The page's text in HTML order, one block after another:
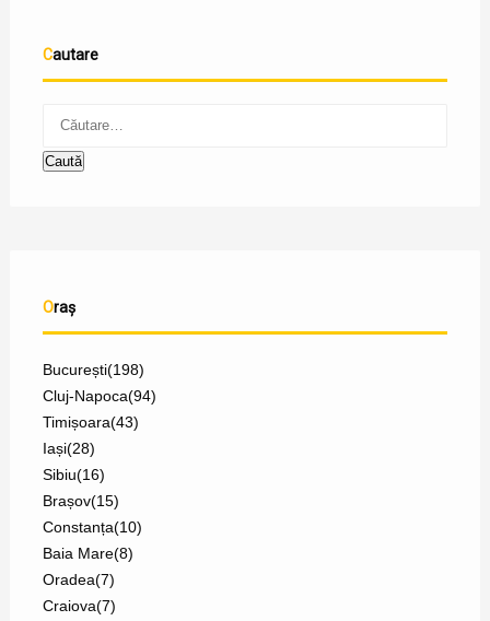
Cautare
Oraș
București(198)
Cluj-Napoca(94)
Timișoara(43)
Iași(28)
Sibiu(16)
Brașov(15)
Constanța(10)
Baia Mare(8)
Oradea(7)
Craiova(7)